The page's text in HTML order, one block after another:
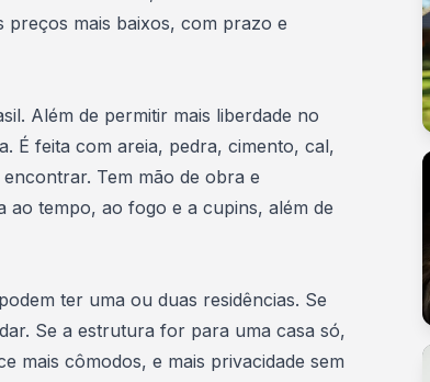
preços mais baixos, com prazo e
Além de permitir mais liberdade no
. É feita com areia, pedra, cimento, cal,
Tem mão de obra e
ao tempo, ao fogo e a cupins, além de
ter uma ou duas residências. Se
Se a estrutura for para uma casa só,
mais cômodos, e mais privacidade sem